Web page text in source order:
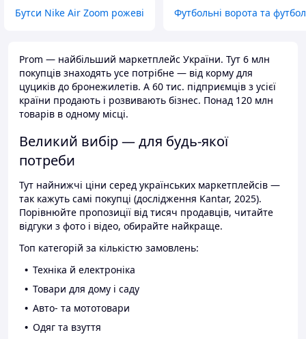
Бутси Nike Air Zoom рожеві Футбольні ворота та
Prom — найбільший маркетплейс України. Тут 6 млн
покупців знаходять усе потрібне — від корму для
цуциків до бронежилетів. А 60 тис. підприємців з усієї
країни продають і розвивають бізнес. Понад 120 млн
товарів в одному місці.
Великий вибір — для будь-якої
потреби
Тут найнижчі ціни серед українських маркетплейсів —
так кажуть самі покупці (дослідження Kantar, 2025).
Порівнюйте пропозиції від тисяч продавців, читайте
відгуки з фото і відео, обирайте найкраще.
Топ категорій за кількістю замовлень:
Техніка й електроніка
Товари для дому і саду
Авто- та мототовари
Одяг та взуття